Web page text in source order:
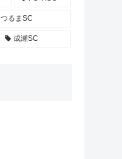
つるまSC
成瀬SC